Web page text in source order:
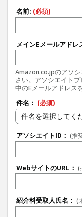
名前: (必須)
メインEメールアドレ
Amazon.co.jpのアソ
さい。アソシエイト
中のEメールアドレス
件名： (必須)
件名を選択してく
アソシエイトID： (推
WebサイトのURL： (
紹介料受取人氏名： (